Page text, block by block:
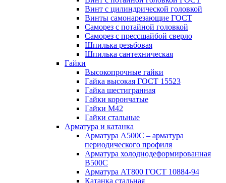
Винт с цилиндрической головкой
Винты самонарезающие ГОСТ
Саморез с потайной головкой
Саморез с прессшайбой сверло
Шпилька резьбовая
Шпилька сантехническая
Гайки
Высокопрочные гайки
Гайка высокая ГОСТ 15523
Гайка шестигранная
Гайки корончатые
Гайки М42
Гайки стальные
Арматура и катанка
Арматура А500С – арматура
периодического профиля
Арматура холоднодеформированная
В500С
Арматура АТ800 ГОСТ 10884-94
Катанка стальная